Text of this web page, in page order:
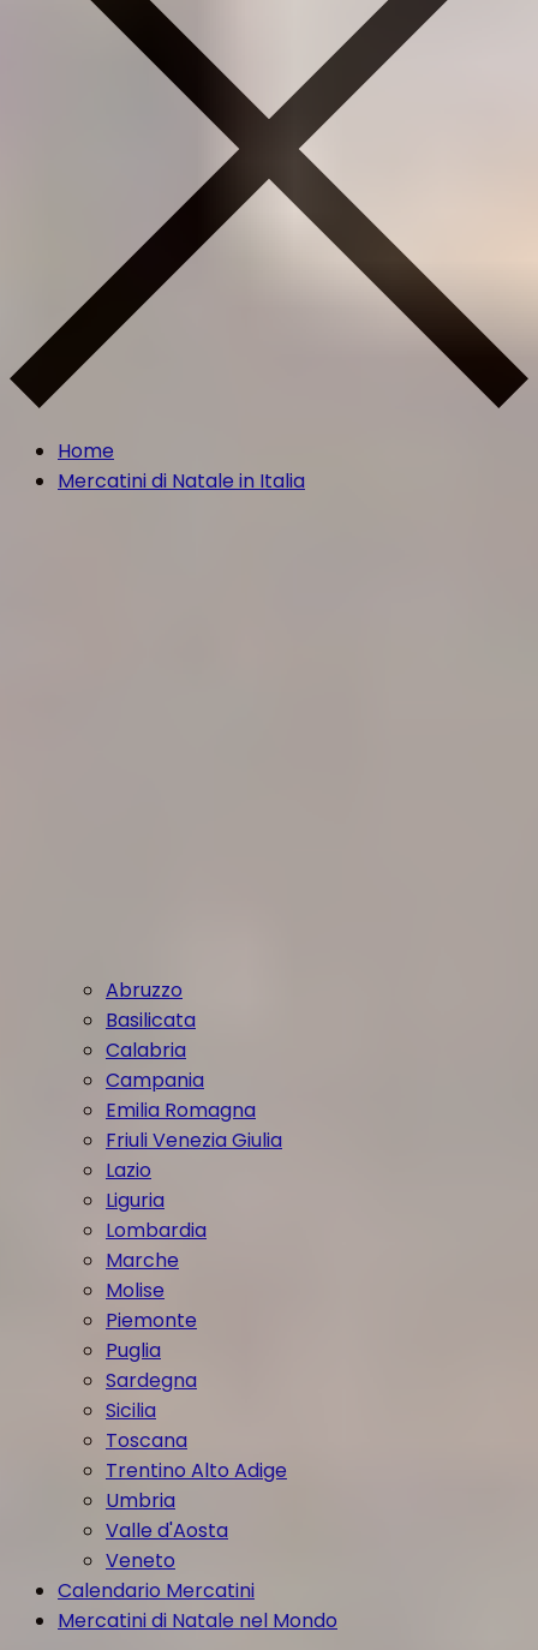
Home
Mercatini di Natale in Italia
Abruzzo
Basilicata
Calabria
Campania
Emilia Romagna
Friuli Venezia Giulia
Lazio
Liguria
Lombardia
Marche
Molise
Piemonte
Puglia
Sardegna
Sicilia
Toscana
Trentino Alto Adige
Umbria
Valle d'Aosta
Veneto
Calendario Mercatini
Mercatini di Natale nel Mondo